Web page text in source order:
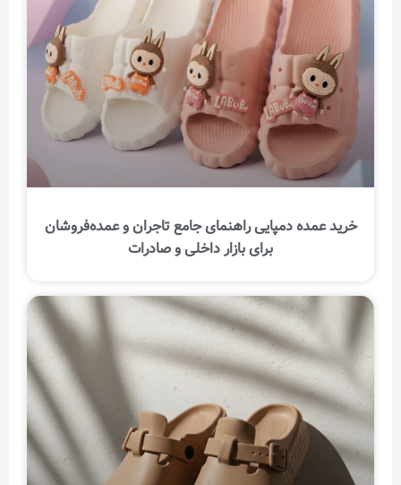
خرید عمده دمپایی راهنمای جامع تاجران و عمده‌فروشان
برای بازار داخلی و صادرات